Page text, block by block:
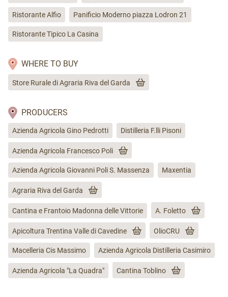
Il rientro
Puoi organizzare il viaggio di rientro in diversi modi:
1. ripercorre a piedi il viaggio fatta all'andata
lasciandone una al punto di partenza e una al punto
di arrivo
3. rientrare con i mezzi pubblici e quindi in bus
Indicazioni sulla sicurezza
Prima di partire non dimenticarti di verificare
lecondizioni del percorsocontattando gli uffici
turistici dell'APT Madonna di Campiglio, APT Garda
Dolomiti e dell'APT Trento, Monte Bondone, Valle dei
Laghi.
La montagna è imprevedibile ;)
Se parti nei mesi invernali, ricordati di verificare
anche se il percorso è innevato o meno.
Attrezzatura
Ristorante Alfio Panificio Moderno piazza Lodron 21
Ristorante Tipico La Casina
WHERE TO BUY
Store Rurale di Agraria Riva del Garda
PRODUCERS
Azienda Agricola Gino Pedrotti Distilleria F.lli Pisoni
Azienda Agricola Francesco Poli
Azienda Agricola Giovanni Poli S. Massenza Maxentia
Agraria Riva del Garda
Cantina e Frantoio Madonna delle Vittorie A. Foletto
Apicoltura Trentina Valle di Cavedine OlioCRU
Macelleria Cis Massimo Azienda Agricola Distilleria Casimiro
Azienda Agricola "La Quadra" Cantina Toblino